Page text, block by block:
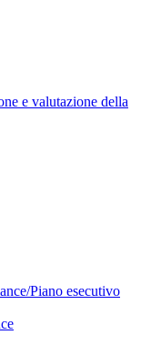
e valutazione della
Piano esecutivo